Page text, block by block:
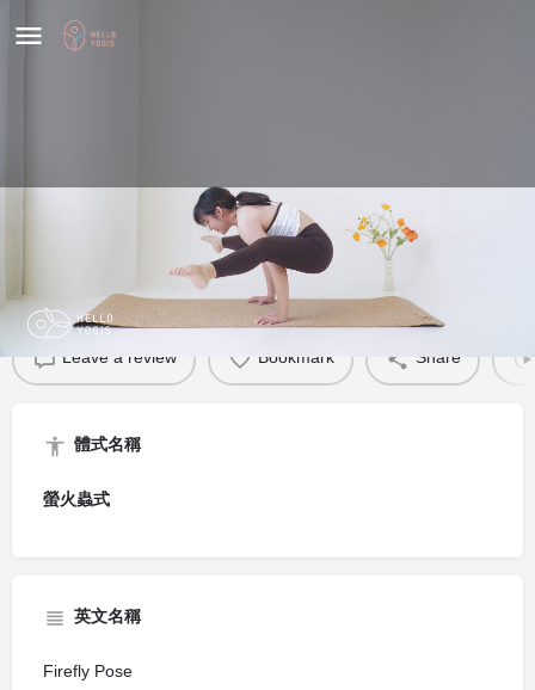
螢火蟲式
Leave a review Bookmark Share
體式名稱
螢火蟲式
英文名稱
Firefly Pose